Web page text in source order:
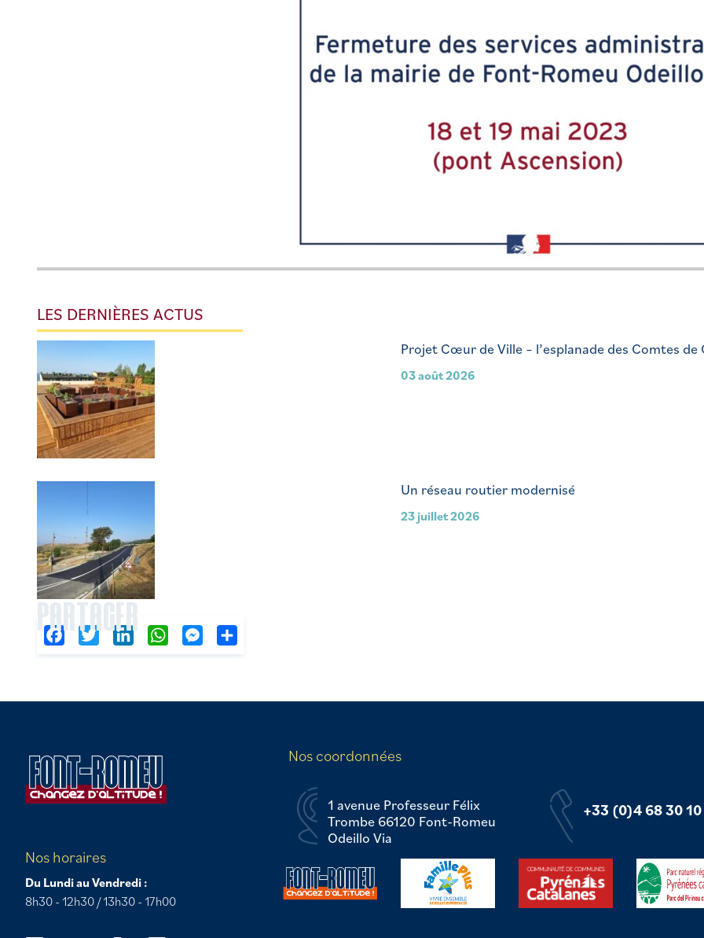
LES DERNIÈRES ACTUS
Projet Cœur de Ville – l’esplanade des Comtes de
03 août 2026
Un réseau routier modernisé
23 juillet 2026
PARTAGER
FacebookTwitterLinkedInWhatsAppMessenger
Nos horaires
Du Lundi au Vendredi :
8h30 - 12h30 / 13h30 - 17h00
Nos coordonnées
1 avenue Professeur Félix
Trombe 66120 Font-Romeu
Odeillo Via
+33 (0)4 68 30